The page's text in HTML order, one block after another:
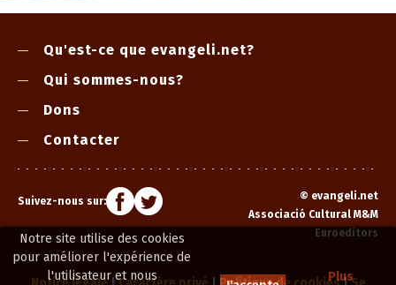
Notre site utilise des cookies
pour améliorer l'expérience de
l'utilisateur et nous
Plus
Qu'est-ce que evangeli.net?
Qui sommes-nous?
Dons
Contacter
Suivez-nous sur: © evangeli.net
Associació Cultural M&M
Euroeditors